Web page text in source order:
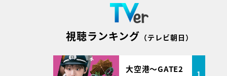
視聴ランキング （テレビ朝日）
大空港～GATE2
1